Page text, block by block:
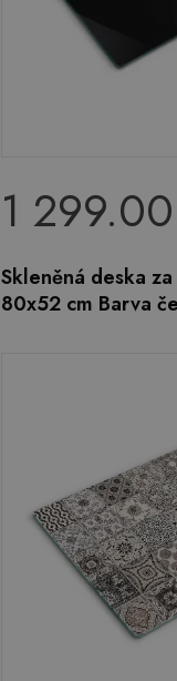
1
Skleněná deska
80x52 cm Barva